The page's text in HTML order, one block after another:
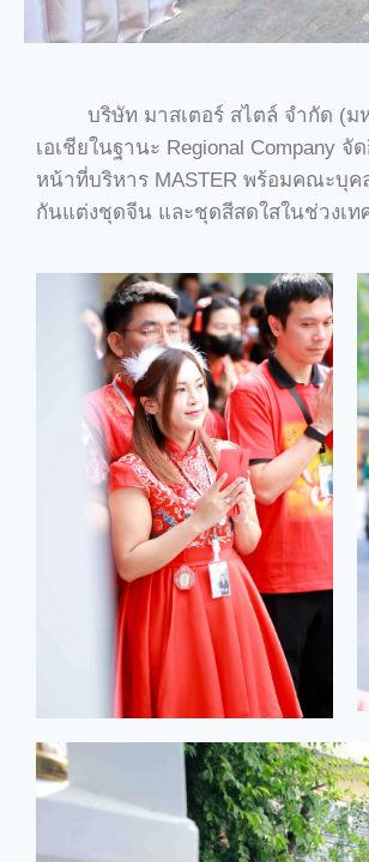
บริษัท มาสเตอร์ สไตล์ จำกัด (
เอเชียในฐานะ Regional Company
หน้าที่บริหาร MASTER พร้อมคณะบุค
กันแต่งชุดจีน และชุดสีสดใสในช่วงเ